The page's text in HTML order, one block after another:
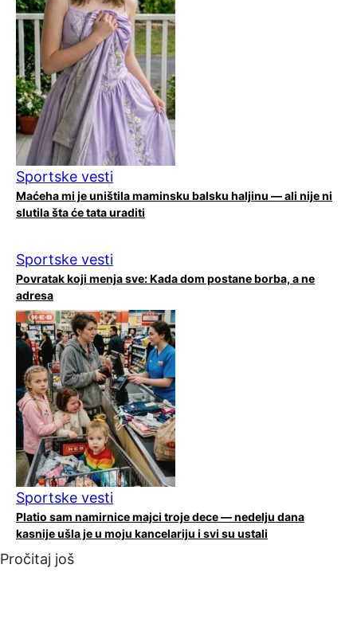
Sportske vesti
Maćeha mi je uništila maminsku balsku haljinu — ali nije ni
slutila šta će tata uraditi
Sportske vesti
Povratak koji menja sve: Kada dom postane borba, a ne
adresa
Sportske vesti
Platio sam namirnice majci troje dece — nedelju dana
kasnije ušla je u moju kancelariju i svi su ustali
Pročitaj još